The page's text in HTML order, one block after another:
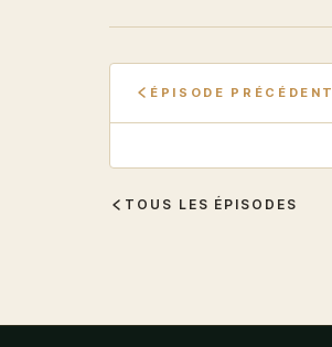
ÉPISODE PRÉCÉDENT
TOUS LES ÉPISODES